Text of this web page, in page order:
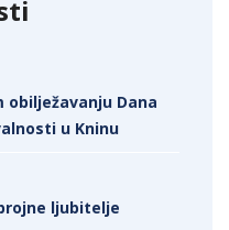
obilježavanju Dana
u Kninu
ljubitelje